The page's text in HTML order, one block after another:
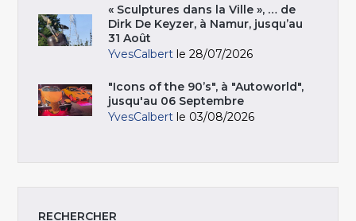
« Sculptures dans la Ville », … de
Dirk De Keyzer, à Namur, jusqu’au
31 Août
YvesCalbert le 28/07/2026
"Icons of the 90’s", à "Autoworld",
jusqu'au 06 Septembre
YvesCalbert le 03/08/2026
RECHERCHER